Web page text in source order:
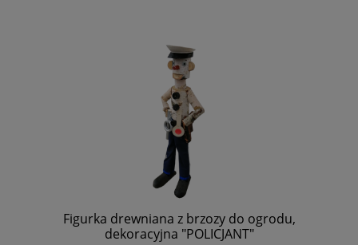
Figurka drewniana z brzozy do ogrodu,
dekoracyjna "POLICJANT"